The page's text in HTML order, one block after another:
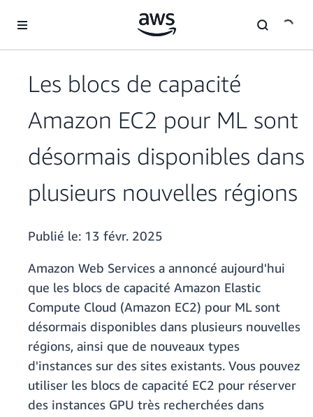
Les blocs de capacité
Amazon EC2 pour ML sont
désormais disponibles dans
plusieurs nouvelles régions
Publié le: 13 févr. 2025
Amazon Web Services a annoncé aujourd'hui
que les blocs de capacité Amazon Elastic
Compute Cloud (Amazon EC2) pour ML sont
désormais disponibles dans plusieurs nouvelles
régions, ainsi que de nouveaux types
d'instances sur des sites existants. Vous pouvez
utiliser les blocs de capacité EC2 pour réserver
des instances GPU très recherchées dans